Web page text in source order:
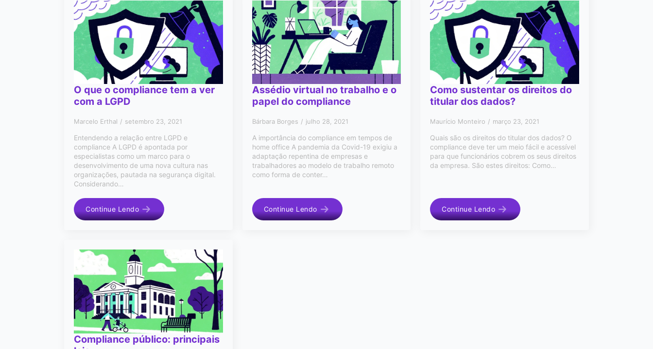
O que o compliance tem a ver
com a LGPD
Marcelo Erthal setembro 23, 2021
Entendendo a relação entre LGPD e
compliance A LGPD é apontada por
especialistas como um marco para o
desenvolvimento de uma nova cultura nas
organizações, pautada na segurança digital.
Considerando…
Continue Lendo
Assédio virtual no trabalho e o
papel do compliance
Bárbara Borges julho 28, 2021
A importância do compliance em tempos de
home office A pandemia da Covid-19 exigiu a
adaptação repentina de empresas e
trabalhadores ao modelo de trabalho remoto
como forma de conter…
Continue Lendo
Como sustentar os direitos do
titular dos dados?
Maurício Monteiro março 23, 2021
Quais são os direitos do titular dos dados? O
compliance deve ter um meio fácil e acessível
para que funcionários cobrem os seus direitos
da empresa. São estes direitos: Como…
Continue Lendo
Compliance público: principais